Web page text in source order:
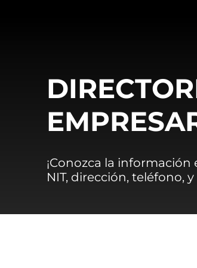
¡Conozca la
NIT, dirección, teléfono,